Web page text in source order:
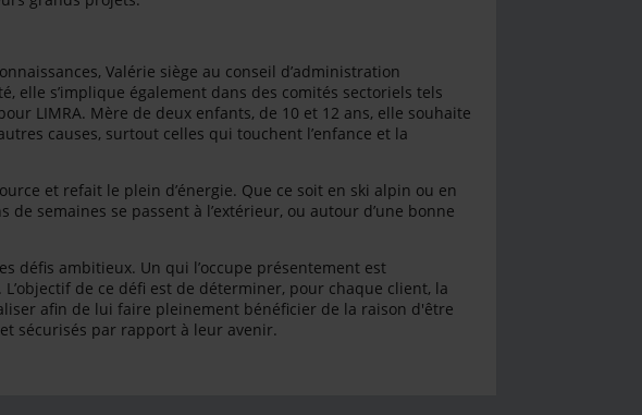
Valérie siège au conseil d’administration
elle s’implique également dans des comités sectoriels tels
LIMRA. Mère de deux enfants, de 10 et 12 ans, elle souhaite
causes, surtout celles qui touchent l’enfance et la
et refait le plein d’énergie. Que ce soit en ski alpin ou en
semaines se passent à l’extérieur, ou autour d’une bonne
défis ambitieux. Un qui l’occupe présentement est
de ce défi est de déterminer, pour chaque client, la
afin de lui faire pleinement bénéficier de la raison d'être
sécurisés par rapport à leur avenir.